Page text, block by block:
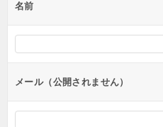
ー
シ
ン
名前
メール（公開されません）